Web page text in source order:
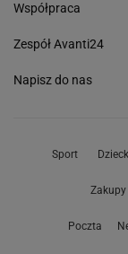
Współpraca
Zespół Avanti24
Napisz do nas
Sport
Zakupy
Poczta